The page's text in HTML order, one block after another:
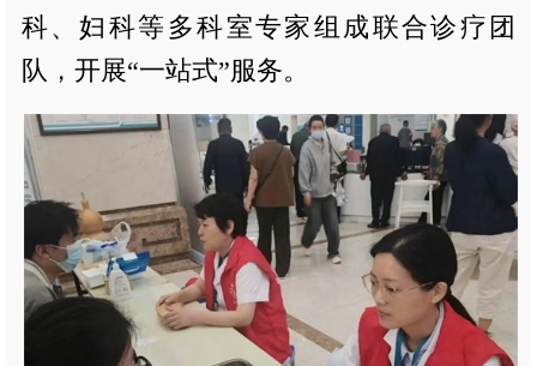
科、妇科等多科室专家组成联合诊疗团
队，开展“一站式”服务。